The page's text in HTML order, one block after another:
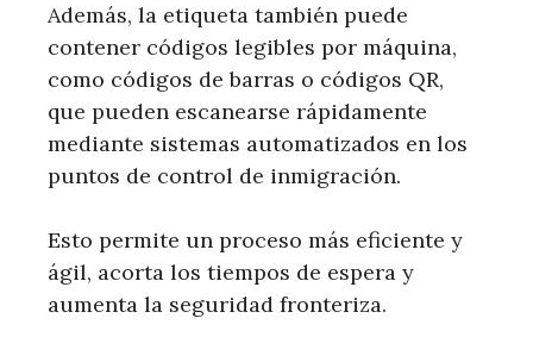
Además, la etiqueta también puede
contener códigos legibles por máquina,
como códigos de barras o códigos QR,
que pueden escanearse rápidamente
mediante sistemas automatizados en los
puntos de control de inmigración.
Esto permite un proceso más eficiente y
ágil, acorta los tiempos de espera y
aumenta la seguridad fronteriza.